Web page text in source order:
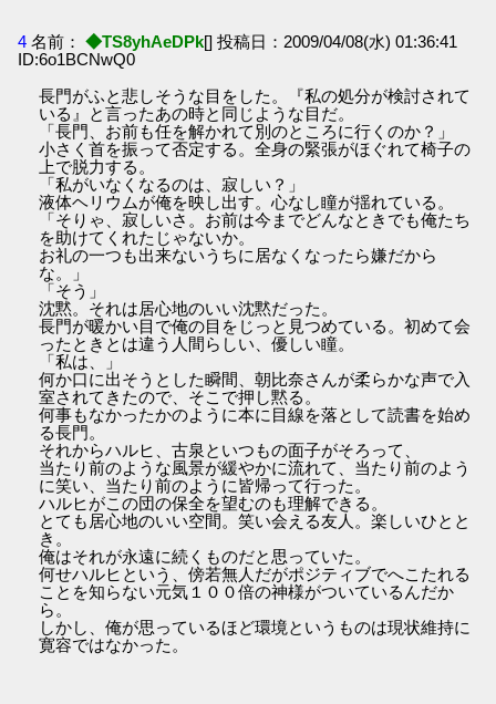
4 名前： ◆TS8yhAeDPk[] 投稿日：2009/04/08(水) 01:36:41
ID:6o1BCNwQ0
長門がふと悲しそうな目をした。『私の処分が検討されて
いる』と言ったあの時と同じような目だ。
「長門、お前も任を解かれて別のところに行くのか？」
小さく首を振って否定する。全身の緊張がほぐれて椅子の
上で脱力する。
「私がいなくなるのは、寂しい？」
液体ヘリウムが俺を映し出す。心なし瞳が揺れている。
「そりゃ、寂しいさ。お前は今までどんなときでも俺たち
を助けてくれたじゃないか。
お礼の一つも出来ないうちに居なくなったら嫌だから
な。」
「そう」
沈黙。それは居心地のいい沈黙だった。
長門が暖かい目で俺の目をじっと見つめている。初めて会
ったときとは違う人間らしい、優しい瞳。
「私は、」
何か口に出そうとした瞬間、朝比奈さんが柔らかな声で入
室されてきたので、そこで押し黙る。
何事もなかったかのように本に目線を落として読書を始め
る長門。
それからハルヒ、古泉といつもの面子がそろって、
当たり前のような風景が緩やかに流れて、当たり前のよう
に笑い、当たり前のように皆帰って行った。
ハルヒがこの団の保全を望むのも理解できる。
とても居心地のいい空間。笑い会える友人。楽しいひとと
き。
俺はそれが永遠に続くものだと思っていた。
何せハルヒという、傍若無人だがポジティブでへこたれる
ことを知らない元気１００倍の神様がついているんだか
ら。
しかし、俺が思っているほど環境というものは現状維持に
寛容ではなかった。